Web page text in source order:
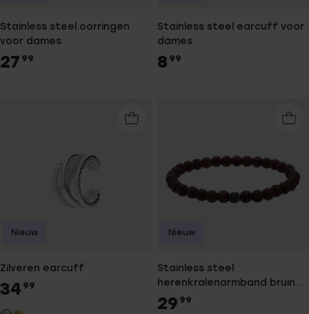
Stainless steel oorringen
voor dames
27 99
Stainless steel earcuff voor
dames
8 99
Zilveren earcuff
34 99
Nieuw
Stainless steel
herenkralenarmband bruin
lavasteen
29 99
Nieuw